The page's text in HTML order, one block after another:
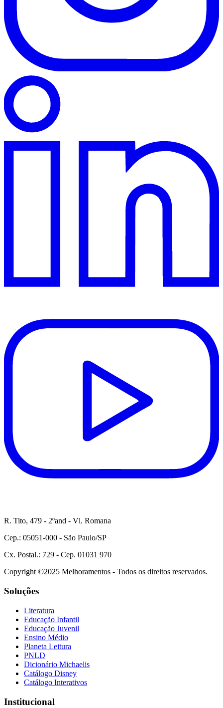
R. Tito, 479 - 2ºand - Vl. Romana
Cep.: 05051-000 - São Paulo/SP
Cx. Postal.: 729 - Cep. 01031 970
Copyright ©2025 Melhoramentos - Todos os direitos reservados.
Soluções
Literatura
Educação Infantil
Educação Juvenil
Ensino Médio
Planeta Leitura
PNLD
Dicionário Michaelis
Catálogo Disney
Catálogo Interativos
Institucional